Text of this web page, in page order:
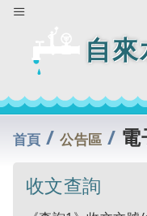
自
首頁 /公告區 /
收文查詢